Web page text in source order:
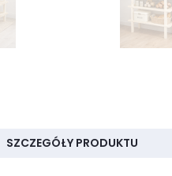
SZCZEGÓŁY PRODUKTU